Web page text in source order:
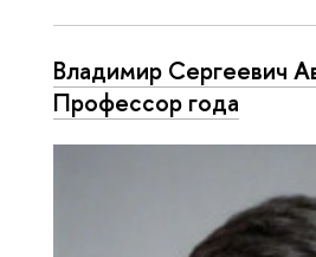
Владимир Сергеевич
Профессор года